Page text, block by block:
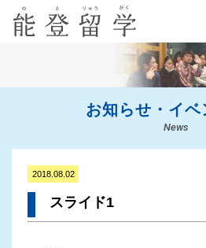
お知らせ・イベ
News
2018.08.02
スライド1